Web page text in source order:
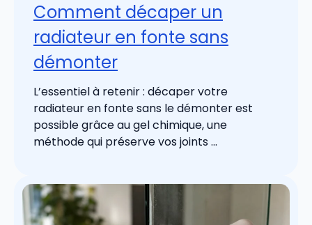
Comment décaper un
radiateur en fonte sans
démonter
L’essentiel à retenir : décaper votre
radiateur en fonte sans le démonter est
possible grâce au gel chimique, une
méthode qui préserve vos joints ...